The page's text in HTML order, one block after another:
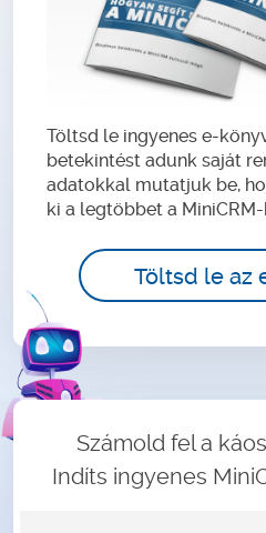
Töltsd le ingyenes e-
betekintést adunk saját
adatokkal mutatjuk be,
ki a legtöbbet a MiniCRM-
Töltsd le az
Számold fel a
Indíts ingyenes